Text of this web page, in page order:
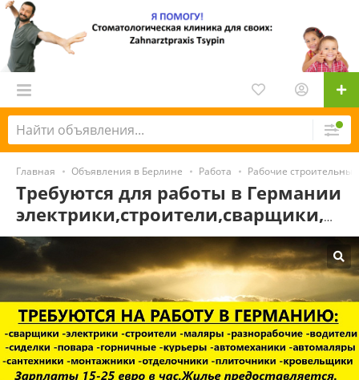
Главная Объявления в Берлине Работа Рабочие
Требуются для работы в Германии
электрики,строители,сварщики,маляры,кровельщики,автомеханики